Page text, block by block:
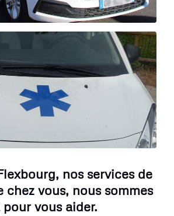
nos services de
chez vous, nous sommes
pour vous aider.